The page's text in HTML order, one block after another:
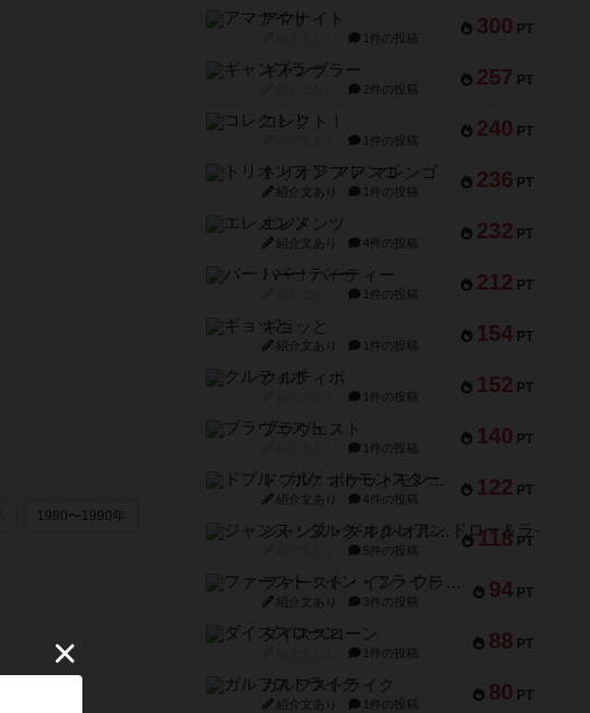
1980〜1990年
300 PT
アマナイト
1件の投稿
257 PT
ギャンブラー
2件の投稿
240 PT
コレクト！
1件の投稿
236 PT
トリオンフ ア マレンゴ
紹介文あり 1件の投稿
232 PT
エレメンツ
紹介文あり 4件の投稿
212 PT
バー！パーティー
1件の投稿
154 PT
ギョッと
紹介文あり 1件の投稿
152 PT
クルティボ
1件の投稿
140 PT
ブラヴェスト
1件の投稿
122 PT
ドブル：ポケットモンスター
紹介文あり 4件の投稿
118 PT
ジャンヌ・ダルク-オルレアン ドロー＆ライト
5件の投稿
94 PT
ファースト・イン・フライト
紹介文あり 3件の投稿
88 PT
ダイススローン
1件の投稿
80 PT
ガルフストライク
紹介文あり 1件の投稿